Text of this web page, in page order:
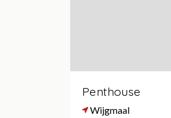
Penthouse
Wijgmaal